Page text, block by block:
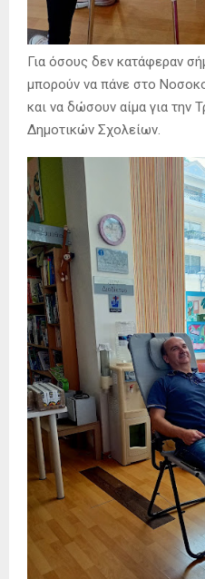
Για όσους δεν κατάφεραν
μπορούν να πάνε στο
και να δώσουν αίμα για την
Δημοτικών Σχολείων.